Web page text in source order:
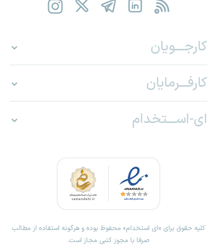
کارجـــویان
کارفـــرمایان
ای-اســـتخدام
کلیه حقوق برای «ای استخدام» محفوظ بوده و هرگونه استفاده از مطالب
صرفا با مجوز کتبی مجاز است.